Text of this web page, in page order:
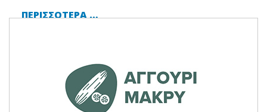
ΠΕΡΙΣΣΌΤΕΡΑ …